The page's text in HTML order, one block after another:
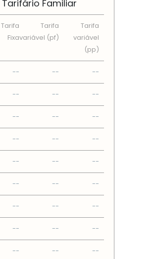
Tarifário Familiar
Tarifa
Fixa
Tarifa
variável (pf)
Tarifa
variável
(pp)
-- -- --
-- -- --
-- -- --
-- -- --
-- -- --
-- -- --
-- -- --
-- -- --
-- -- --